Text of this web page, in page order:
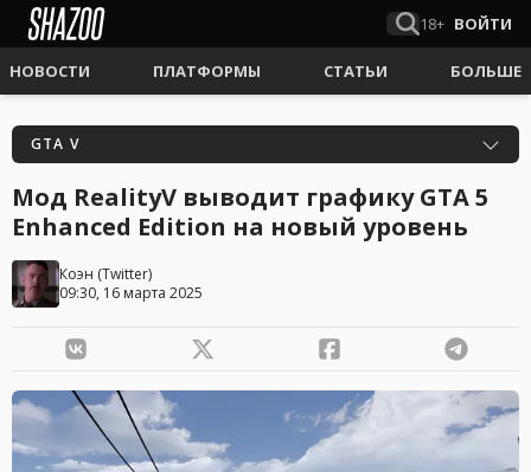
18+ ВОЙТИ
НОВОСТИ ПЛАТФОРМЫ СТАТЬИ БОЛЬШЕ
GTA V
Мод RealityV выводит графику GTA 5
Enhanced Edition на новый уровень
Коэн (Twitter)
09:30, 16 марта 2025